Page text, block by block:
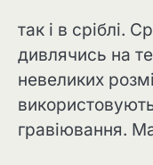
так і в сріблі.
дивлячись на
невеликих
гравіювання.